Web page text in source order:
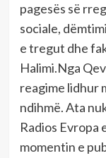
pagesës së
sociale,
e tregut dhe
Halimi.Nga
reagime lidhur
ndihmë. Ata
Radios Evropa
momentin e